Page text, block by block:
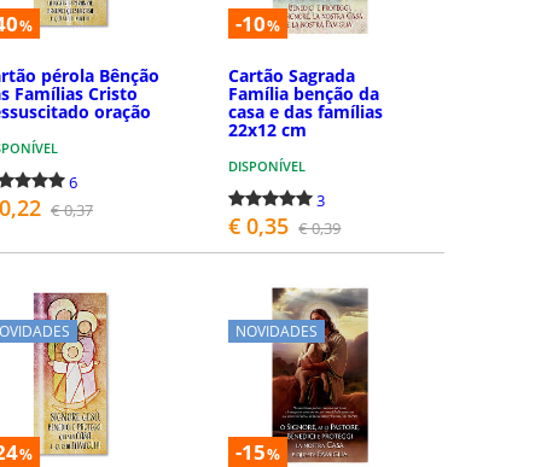
%
pérola Bênção
Famílias Cristo
oração
6
€ 0,37
-10%
Cartão Sagrada
Família benção da
casa e das famílias
22x12 cm
DISPONÍVEL
3
€ 0,35 € 0,39
%
NOVIDADES
-15%